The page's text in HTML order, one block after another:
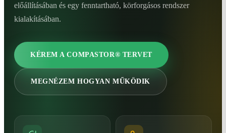
előállításában és egy fenntartható, körforgásos rendszer
kialakításában.
KÉREM A COMPASTOR® TERVET
MEGNÉZEM HOGYAN MŰKÖDIK